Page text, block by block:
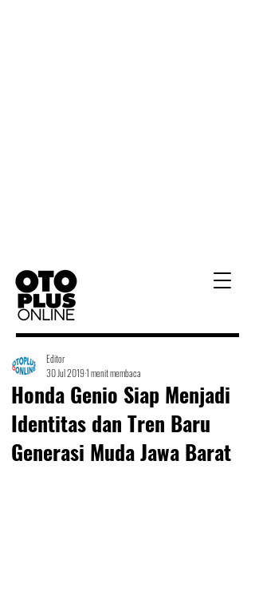
Honda Genio Siap Menjadi
Identitas dan Tren Baru
Generasi Muda Jawa Barat
Editor
30 Jul 20191 menit membaca